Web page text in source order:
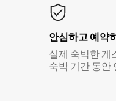
안심하고 예약
실제 숙박한 게
숙박 기간 동안